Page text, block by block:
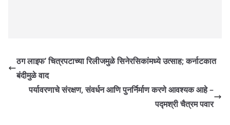
ठग लाइफ’ चित्रपटाच्या रिलीजमुळे सिनेरसिकांमध्ये उत्साह; कर्नाटकात
बंदीमुळे वाद
पर्यावरणाचे संरक्षण, संवर्धन आणि पुनर्निर्माण करणे आवश्यक आहे –
पद्मश्री चैत्रम पवार